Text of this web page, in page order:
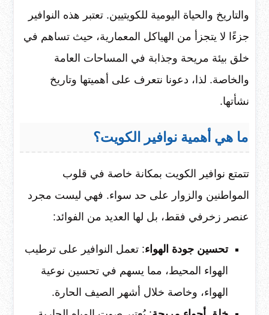
والتاريخ والحياة اليومية للكويتيين. تعتبر هذه النوافير
جزءًا لا يتجزأ من الهياكل المعمارية، حيث تساهم في
خلق بيئة مريحة وجذابة في المساحات العامة
والخاصة. لذا، دعونا نتعرف على أهميتها وتاريخ
نشأتها.
ما هي أهمية نوافير الكويت؟
تتمتع نوافير الكويت بمكانة خاصة في قلوب
المواطنين والزوار على حد سواء. فهي ليست مجرد
عنصر زخرفي فقط، بل لها العديد من الفوائد:
تحسين جودة الهواء: تعمل النوافير على ترطيب
الهواء المحيط، مما يسهم في تحسين نوعية
الهواء، وخاصة خلال أشهر الصيف الحارة.